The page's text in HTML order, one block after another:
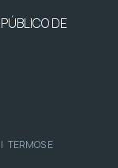
DE
| TERMOS E